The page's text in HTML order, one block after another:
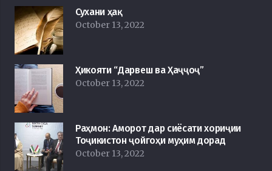
Сухани ҳақ
October 13, 2022
Ҳикояти “Дарвеш ва Ҳаҷҷоҷ”
October 13, 2022
Раҳмон: Аморот дар сиёсати хориҷии
Тоҷикистон ҷойгоҳи муҳим дорад
October 13, 2022